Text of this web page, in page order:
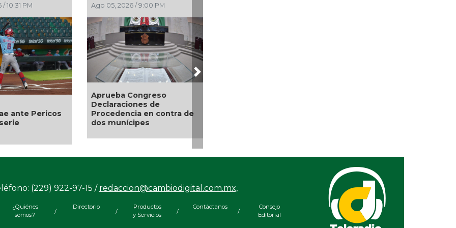
/ 8:05 PM
José
la Patrona de
Ago 05, 2026 / 7:46 PM
Entrega DIF Municipal de
Veracruz cerca de 100
credenciales de
discapacidad
Next
(229) 922-97-15 / redaccion@cambiodigital.com.mx,
¿Quiénes
somos?
/
Directorio
/
Productos
y Servicios
/
Contáctanos
/
Consejo
Editorial